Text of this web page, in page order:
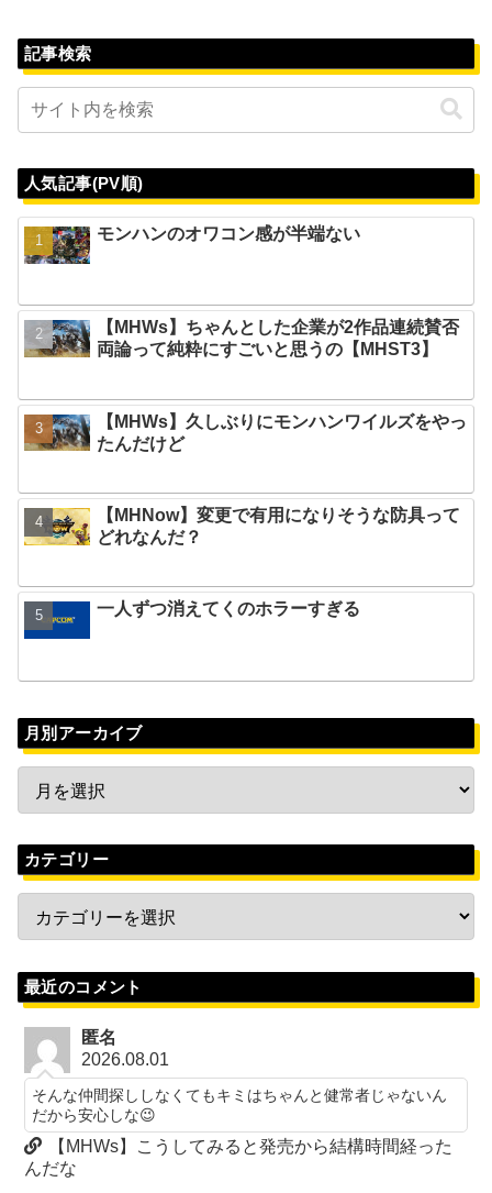
記事検索
人気記事(PV順)
モンハンのオワコン感が半端ない
【MHWs】ちゃんとした企業が2作品連続賛否
両論って純粋にすごいと思うの【MHST3】
【MHWs】久しぶりにモンハンワイルズをやっ
たんだけど
【MHNow】変更で有用になりそうな防具って
どれなんだ？
一人ずつ消えてくのホラーすぎる
月別アーカイブ
カテゴリー
最近のコメント
匿名
2026.08.01
そんな仲間探ししなくてもキミはちゃんと健常者じゃないん
だから安心しな😉
【MHWs】こうしてみると発売から結構時間経った
んだな